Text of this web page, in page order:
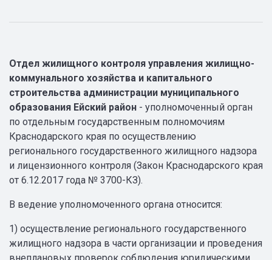
Отдел жилищного контроля управления жилищно-
коммунального хозяйства и капитального
строительства администрации муниципального
образования Ейский район - уполномоченный орган
по отдельным государственным полномочиям
Краснодарского края по осуществлению
регионального государственного жилищного надзора
и лицензионного контроля (Закон Краснодарского края
от 6.12.2017 года № 3700-КЗ).
В ведение уполномоченного органа относится:
1) осуществление регионального государственного
жилищного надзора в части организации и проведения